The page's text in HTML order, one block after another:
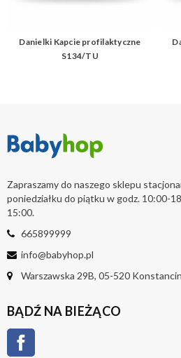
Danielki Kapcie profilaktyczne
S134/TU
Zapraszamy do naszego sklepu
poniedziałku do piątku w godz. 10:00-
15:00.
665899999
info@babyhop.pl
Warszawska 29B, 05-520
BĄDŹ NA BIEŻĄCO